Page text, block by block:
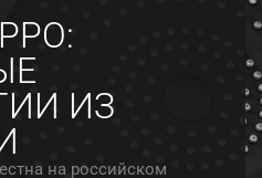
ИЗ
на российском